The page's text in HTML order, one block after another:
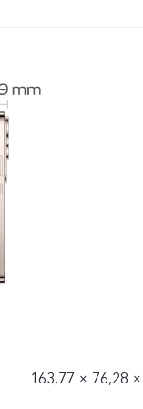
163,77 × 76,28